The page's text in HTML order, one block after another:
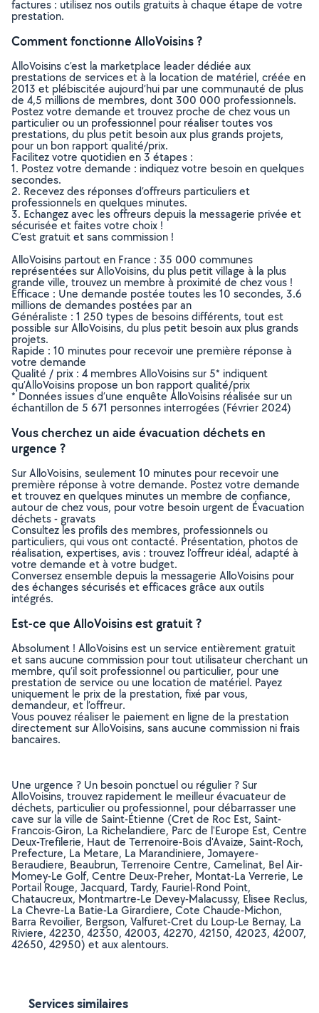
factures : utilisez nos outils gratuits à chaque étape de votre
prestation.
Comment fonctionne AlloVoisins ?
AlloVoisins c’est la marketplace leader dédiée aux
prestations de services et à la location de matériel, créée en
2013 et plébiscitée aujourd’hui par une communauté de plus
de 4,5 millions de membres, dont 300 000 professionnels.
Postez votre demande et trouvez proche de chez vous un
particulier ou un professionnel pour réaliser toutes vos
prestations, du plus petit besoin aux plus grands projets,
pour un bon rapport qualité/prix.
Facilitez votre quotidien en 3 étapes :
1. Postez votre demande : indiquez votre besoin en quelques
secondes.
2. Recevez des réponses d’offreurs particuliers et
professionnels en quelques minutes.
3. Echangez avec les offreurs depuis la messagerie privée et
sécurisée et faites votre choix !
C’est gratuit et sans commission !
AlloVoisins partout en France : 35 000 communes
représentées sur AlloVoisins, du plus petit village à la plus
grande ville, trouvez un membre à proximité de chez vous !
Efficace : Une demande postée toutes les 10 secondes, 3.6
millions de demandes postées par an
Généraliste : 1 250 types de besoins différents, tout est
possible sur AlloVoisins, du plus petit besoin aux plus grands
projets.
Rapide : 10 minutes pour recevoir une première réponse à
votre demande
Qualité / prix : 4 membres AlloVoisins sur 5* indiquent
qu’AlloVoisins propose un bon rapport qualité/prix
* Données issues d’une enquête AlloVoisins réalisée sur un
échantillon de 5 671 personnes interrogées (Février 2024)
Vous cherchez un aide évacuation déchets en
urgence ?
Sur AlloVoisins, seulement 10 minutes pour recevoir une
première réponse à votre demande. Postez votre demande
et trouvez en quelques minutes un membre de confiance,
autour de chez vous, pour votre besoin urgent de Évacuation
déchets - gravats
Consultez les profils des membres, professionnels ou
particuliers, qui vous ont contacté. Présentation, photos de
réalisation, expertises, avis : trouvez l'offreur idéal, adapté à
votre demande et à votre budget.
Conversez ensemble depuis la messagerie AlloVoisins pour
des échanges sécurisés et efficaces grâce aux outils
intégrés.
Est-ce que AlloVoisins est gratuit ?
Absolument ! AlloVoisins est un service entièrement gratuit
et sans aucune commission pour tout utilisateur cherchant un
membre, qu’il soit professionnel ou particulier, pour une
prestation de service ou une location de matériel. Payez
uniquement le prix de la prestation, fixé par vous,
demandeur, et l’offreur.
Vous pouvez réaliser le paiement en ligne de la prestation
directement sur AlloVoisins, sans aucune commission ni frais
bancaires.
Une urgence ? Un besoin ponctuel ou régulier ? Sur
AlloVoisins, trouvez rapidement le meilleur évacuateur de
déchets, particulier ou professionnel, pour débarrasser une
cave sur la ville de Saint-Étienne (Cret de Roc Est, Saint-
Francois-Giron, La Richelandiere, Parc de l'Europe Est, Centre
Deux-Trefilerie, Haut de Terrenoire-Bois d'Avaize, Saint-Roch,
Prefecture, La Metare, La Marandiniere, Jomayere-
Beraudiere, Beaubrun, Terrenoire Centre, Camelinat, Bel Air-
Momey-Le Golf, Centre Deux-Preher, Montat-La Verrerie, Le
Portail Rouge, Jacquard, Tardy, Fauriel-Rond Point,
Chataucreux, Montmartre-Le Devey-Malacussy, Elisee Reclus,
La Chevre-La Batie-La Girardiere, Cote Chaude-Michon,
Barra Revoilier, Bergson, Valfuret-Cret du Loup-Le Bernay, La
Riviere, 42230, 42350, 42003, 42270, 42150, 42023, 42007,
42650, 42950) et aux alentours.
Services similaires